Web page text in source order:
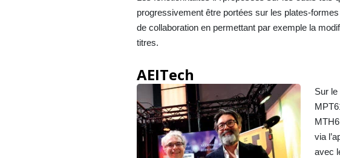
progressivement être portées sur les plates-
de collaboration en permettant par exemple la
titres.
AEITech
Sur
via
avec